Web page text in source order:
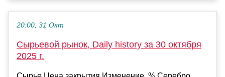
20:00, 31 Окт
Сырьевой рынок, Daily history за 30 октября
2025 г.